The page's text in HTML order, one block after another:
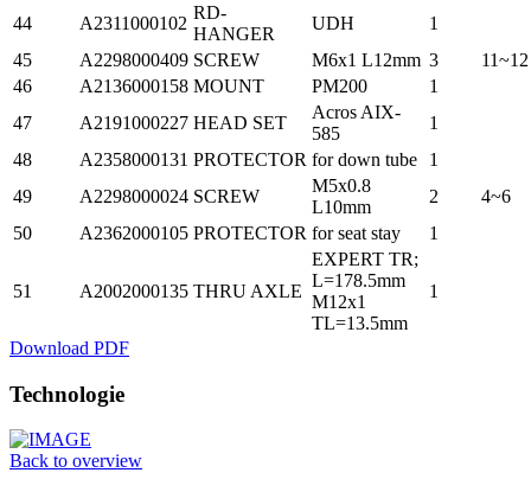
44
A2311000102
RD-
HANGER
UDH
1
45
A2298000409 SCREW M6x1 L12mm 3
11~12
46
A2136000158 MOUNT PM200
1
47
A2191000227 HEAD SET
Acros AIX-
585
1
48
A2358000131 PROTECTOR for down tube
1
49
A2298000024 SCREW
M5x0.8
L10mm
2
4~6
50
A2362000105 PROTECTOR for seat stay 1
51 A2002000135 THRU AXLE
EXPERT TR;
L=178.5mm
M12x1
TL=13.5mm
1
Download PDF
Technologie
Back to overview